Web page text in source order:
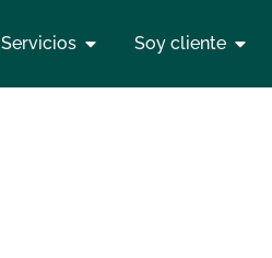
Servicios Soy cliente